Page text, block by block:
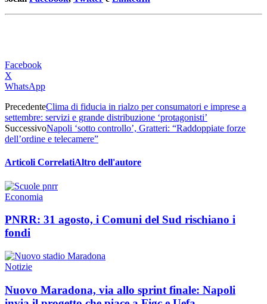
Facebook
X
WhatsApp
PrecedenteClima di fiducia in rialzo per consumatori e imprese a
settembre: servizi e grande distribuzione ‘protagonisti’
SuccessivoNapoli ‘sotto controllo’, Gratteri: “Raddoppiate forze
dell’ordine e telecamere”
Articoli CorrelatiAltro dell'autore
Economia
PNRR: 31 agosto, i Comuni del Sud rischiano i
fondi
Notizie
Nuovo Maradona, via allo sprint finale: Napoli